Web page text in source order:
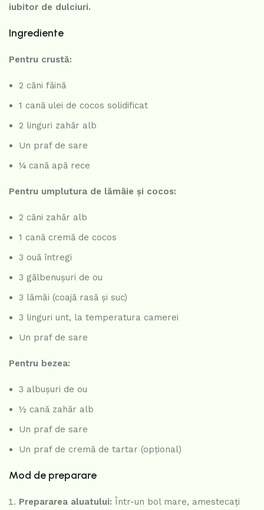
iubitor de dulciuri.
Ingrediente
Pentru crustă:
2 căni făină
1 cană ulei de cocos solidificat
2 linguri zahăr alb
Un praf de sare
¼ cană apă rece
Pentru umplutura de lămâie și cocos:
2 căni zahăr alb
1 cană cremă de cocos
3 ouă întregi
3 gălbenușuri de ou
3 lămâi (coajă rasă și suc)
3 linguri unt, la temperatura camerei
Un praf de sare
Pentru bezea:
3 albușuri de ou
½ cană zahăr alb
Un praf de sare
Un praf de cremă de tartar (opțional)
Mod de preparare
Prepararea aluatului: Într-un bol mare, amestecați